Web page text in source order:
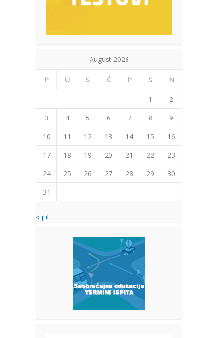
August 2026
P U S Č P S N
1
2
3
4 5 6 7 8
9
10
11 12 13 14 15
16
17
18 19 20 21 22
23
24
25 26 27 28 29
30
31
« jul